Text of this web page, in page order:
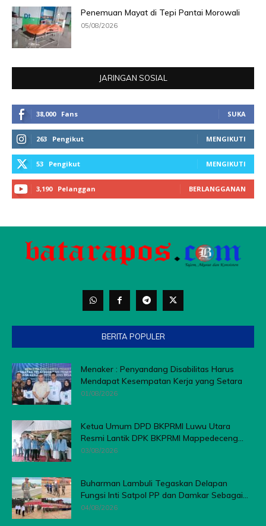
BERITA POPULER
Menaker : Penyandang Disabilitas Harus
Mendapat Kesempatan Kerja yang Setara
01/08/2026
Ketua Umum DPD BKPRMI Luwu Utara
Resmi Lantik DPK BKPRMI Mappedeceng...
03/08/2026
Buharman Lambuli Tegaskan Delapan
Fungsi Inti Satpol PP dan Damkar Sebagai...
04/08/2026